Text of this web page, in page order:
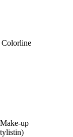
Colorline
up